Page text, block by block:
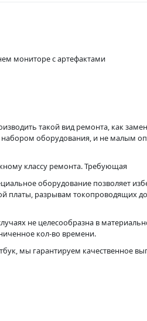
мониторе с артефактами
такой вид ремонта, как
оборудования, и не малым
классу ремонта. Требующая
оборудование позволяет
платы, разрывам токопроводящих
не целесообразна в
кол-во времени.
мы гарантируем качественное